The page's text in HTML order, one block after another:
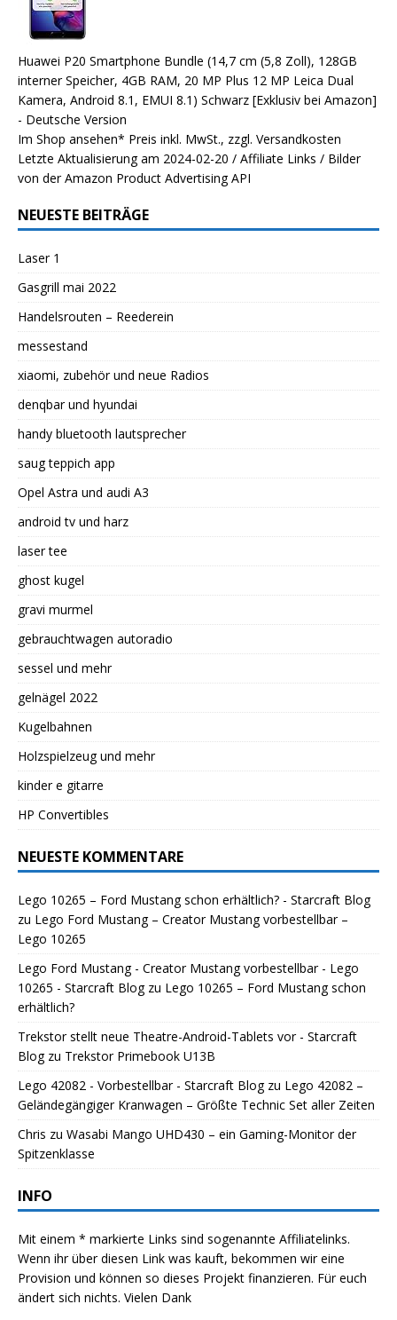
Huawei P20 Smartphone Bundle (14,7 cm (5,8 Zoll), 128GB
interner Speicher, 4GB RAM, 20 MP Plus 12 MP Leica Dual
Kamera, Android 8.1, EMUI 8.1) Schwarz [Exklusiv bei Amazon]
- Deutsche Version
Im Shop ansehen* Preis inkl. MwSt., zzgl. Versandkosten
Letzte Aktualisierung am 2024-02-20 / Affiliate Links / Bilder
von der Amazon Product Advertising API
NEUESTE BEITRÄGE
Laser 1
Gasgrill mai 2022
Handelsrouten – Reederein
messestand
xiaomi, zubehör und neue Radios
denqbar und hyundai
handy bluetooth lautsprecher
saug teppich app
Opel Astra und audi A3
android tv und harz
laser tee
ghost kugel
gravi murmel
gebrauchtwagen autoradio
sessel und mehr
gelnägel 2022
Kugelbahnen
Holzspielzeug und mehr
kinder e gitarre
HP Convertibles
NEUESTE KOMMENTARE
Lego 10265 – Ford Mustang schon erhältlich? - Starcraft Blog
zu Lego Ford Mustang – Creator Mustang vorbestellbar –
Lego 10265
Lego Ford Mustang - Creator Mustang vorbestellbar - Lego
10265 - Starcraft Blogzu Lego 10265 – Ford Mustang schon
erhältlich?
Trekstor stellt neue Theatre-Android-Tablets vor - Starcraft
Blogzu Trekstor Primebook U13B
Lego 42082 - Vorbestellbar - Starcraft Blogzu Lego 42082 –
Geländegängiger Kranwagen – Größte Technic Set aller Zeiten
Chris zu Wasabi Mango UHD430 – ein Gaming-Monitor der
Spitzenklasse
INFO
Mit einem * markierte Links sind sogenannte Affiliatelinks.
Wenn ihr über diesen Link was kauft, bekommen wir eine
Provision und können so dieses Projekt finanzieren. Für euch
ändert sich nichts. Vielen Dank